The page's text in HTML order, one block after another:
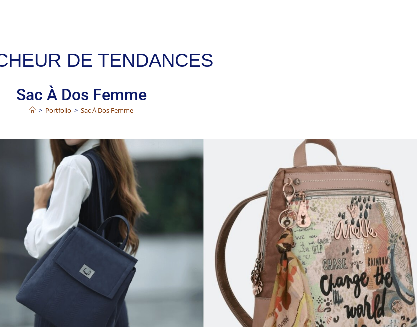
Sac À Dos Femme
> Portfolio > Sac À Dos Femme